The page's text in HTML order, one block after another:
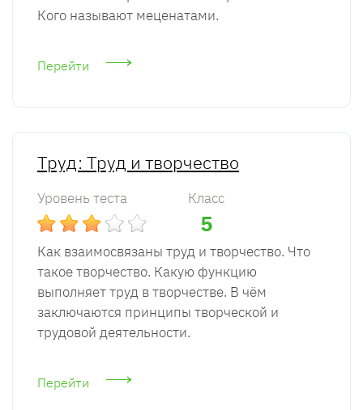
Кого называют меценатами.
Перейти
Труд: Труд и творчество
Уровень теста Класс
5
Как взаимосвязаны труд и творчество. Что
такое творчество. Какую функцию
выполняет труд в творчестве. В чём
заключаются принципы творческой и
трудовой деятельности.
Перейти